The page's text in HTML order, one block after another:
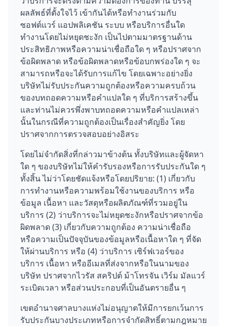
ผลลัพธ์ที่ตั้งใจไว้ เข้ากันได้หรือทำงานร่วมกับ
ซอฟต์แวร์ แอปพลิเคชัน ระบบ หรือบริการอื่นใด
ทำงานโดยไม่หยุดชะงัก เป็นไปตามมาตรฐานด้าน
ประสิทธิภาพหรือความน่าเชื่อถือใด ๆ หรือปราศจาก
ข้อผิดพลาด หรือข้อผิดพลาดหรือข้อบกพร่องใด ๆ จะ
สามารถหรือจะได้รับการแก้ไข โดยเฉพาะอย่างยิ่ง
บริษัทไม่รับประกันความถูกต้องหรือความครบถ้วน
ของบทถอดความหรือคำแปลใด ๆ ที่บริการสร้างขึ้น
และท่านไม่ควรพึ่งพาบทถอดความหรือคำแปลเหล่า
นั้นในกรณีที่ความถูกต้องเป็นเรื่องสำคัญยิ่ง โดย
ปราศจากการตรวจสอบอย่างอิสระ
โดยไม่จำกัดสิ่งที่กล่าวมาข้างต้น ทั้งบริษัทและผู้จัดหา
ใด ๆ ของบริษัทไม่ให้คำรับรองหรือการรับประกันใด ๆ
ทั้งสิ้น ไม่ว่าโดยชัดแจ้งหรือโดยปริยาย: (1) เกี่ยวกับ
การทำงานหรือความพร้อมใช้งานของบริการ หรือ
ข้อมูล เนื้อหา และวัสดุหรือผลิตภัณฑ์ที่รวมอยู่ใน
บริการ (2) ว่าบริการจะไม่หยุดชะงักหรือปราศจากข้อ
ผิดพลาด (3) เกี่ยวกับความถูกต้อง ความน่าเชื่อถือ
หรือความเป็นปัจจุบันของข้อมูลหรือเนื้อหาใด ๆ ที่จัด
ให้ผ่านบริการ หรือ (4) ว่าบริการ เซิร์ฟเวอร์ของ
บริการ เนื้อหา หรืออีเมลที่ส่งจากหรือในนามของ
บริษัท ปราศจากไวรัส สคริปต์ ม้าโทรจัน เวิร์ม มัลแวร์
ระเบิดเวลา หรือส่วนประกอบที่เป็นอันตรายอื่น ๆ
เขตอำนาจศาลบางแห่งไม่อนุญาตให้มีการยกเว้นการ
รับประกันบางประเภทหรือการจำกัดสิทธิ์ตามกฎหมาย